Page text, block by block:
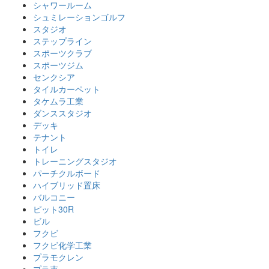
シャワールーム
シュミレーションゴルフ
スタジオ
ステップライン
スポーツクラブ
スポーツジム
センクシア
タイルカーペット
タケムラ工業
ダンススタジオ
デッキ
テナント
トイレ
トレーニングスタジオ
パーチクルボード
ハイブリッド置床
バルコニー
ピット30R
ビル
フクビ
フクビ化学工業
プラモクレン